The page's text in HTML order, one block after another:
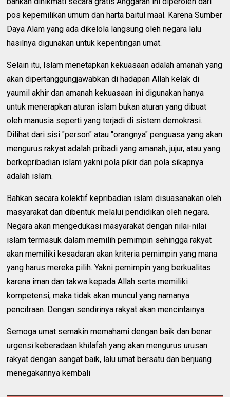
pos kepemilikan umum dan harta baitul maal. Karena Sumber
Daya Alam yang ada dikelola langsung oleh negara lalu
hasilnya digunakan untuk kepentingan umat.
Selain itu, Islam menetapkan kekuasaan adalah amanah yang
akan dipertanggungjawabkan di hadapan Allah kelak di
yaumil akhir dan amanah kekuasaan ini digunakan hanya
untuk menerapkan aturan islam bukan aturan yang dibuat
oleh manusia seperti yang terjadi di sistem demokrasi.
Dilihat dari sisi "person" atau "orangnya" penguasa yang akan
mengurus rakyat adalah pribadi yang amanah, jujur, atau yang
berkepribadian islam yakni pola pikir dan pola sikapnya
adalah islam.
Bahkan secara kolektif kepribadian islam disuasanakan oleh
masyarakat dan dibentuk melalui pendidikan oleh negara.
Negara akan mengedukasi masyarakat dengan nilai-nilai
islam termasuk dalam memilih pemimpin sehingga rakyat
akan memiliki kesadaran akan kriteria pemimpin yang mana
yang harus mereka pilih. Yakni pemimpin yang berkualitas
karena iman dan takwa kepada Allah serta memiliki
kompetensi, maka tidak akan muncul yang namanya
pencitraan. Dengan sendirinya rakyat akan mencintainya.
Semoga umat semakin memahami dengan baik dan benar
urgensi keberadaan khilafah yang akan mengurus urusan
rakyat dengan sangat baik, lalu umat bersatu dan berjuang
menegakannya kembali